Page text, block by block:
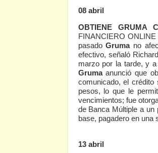
08 abril
OBTIENE GRUMA
FINANCIERO ONLINE
pasadoGruma no
efectivo, señaló
marzo por la tarde, y
Grumaanunció que
comunicado, el
pesos, lo que le
vencimientos; fue
de Banca Múltiple a
base, pagadero en una
13 abril